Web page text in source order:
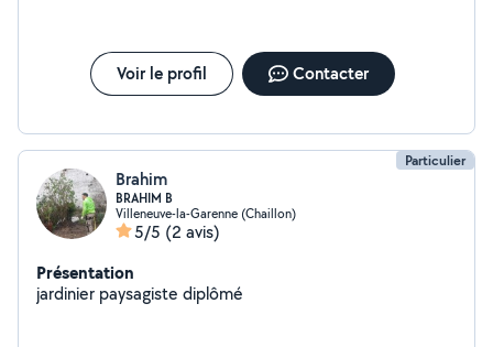
Voir le profil Contacter
Particulier
Brahim
BRAHIM B
Villeneuve-la-Garenne (Chaillon)
5/5 (2 avis)
Présentation
jardinier paysagiste diplômé